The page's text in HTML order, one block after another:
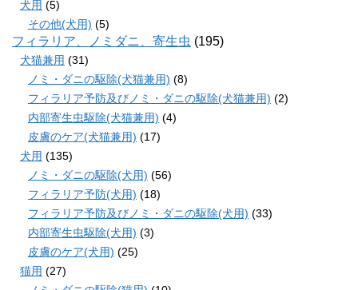
犬用 (5)
その他(犬用) (5)
フィラリア、ノミダニ、寄生虫 (195)
犬猫兼用 (31)
ノミ・ダニの駆除(犬猫兼用) (8)
フィラリア予防及びノミ・ダニの駆除(犬猫兼用) (2)
内部寄生虫駆除(犬猫兼用) (4)
皮膚のケア(犬猫兼用) (17)
犬用 (135)
ノミ・ダニの駆除(犬用) (56)
フィラリア予防(犬用) (18)
フィラリア予防及びノミ・ダニの駆除(犬用) (33)
内部寄生虫駆除(犬用) (3)
皮膚のケア(犬用) (25)
猫用 (27)